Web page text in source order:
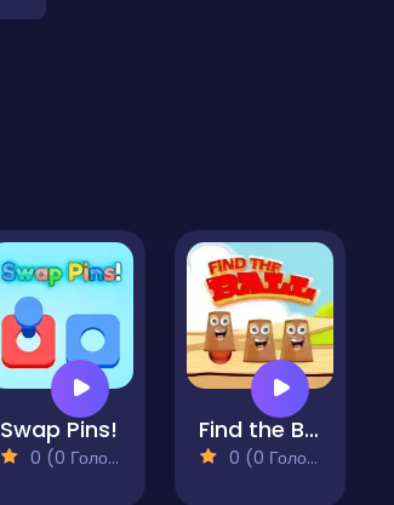
Swap Pins!
0 (0 Голосів)
Find the Ball Game
0 (0 Голосів)